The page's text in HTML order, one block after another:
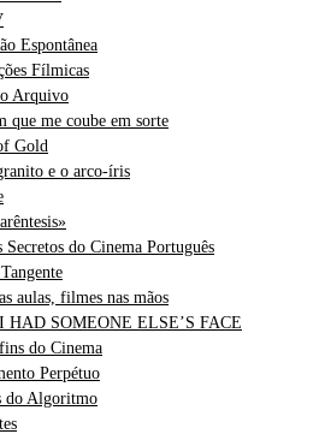
Espontânea
Fílmicas
Arquivo
que me coube em sorte
Gold
e o arco-íris
Secretos do Cinema Português
aulas, filmes nas mãos
HAD SOMEONE ELSE’S FACE
do Cinema
Perpétuo
do Algoritmo